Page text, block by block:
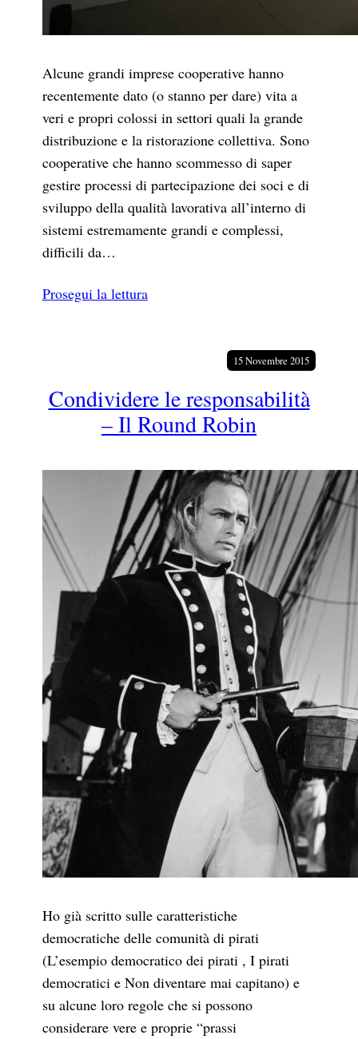
Alcune grandi imprese cooperative hanno
recentemente dato (o stanno per dare) vita a
veri e propri colossi in settori quali la grande
distribuzione e la ristorazione collettiva. Sono
cooperative che hanno scommesso di saper
gestire processi di partecipazione dei soci e di
sviluppo della qualità lavorativa all’interno di
sistemi estremamente grandi e complessi,
difficili da…
Prosegui la lettura
15 Novembre 2015
Condividere le responsabilità
– Il Round Robin
Ho già scritto sulle caratteristiche
democratiche delle comunità di pirati
(L’esempio democratico dei pirati , I pirati
democratici e Non diventare mai capitano) e
su alcune loro regole che si possono
considerare vere e proprie “prassi